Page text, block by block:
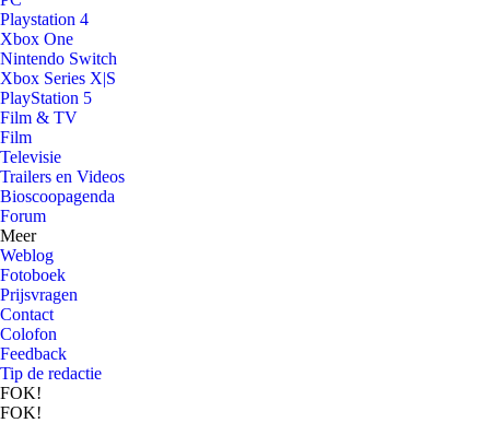
Playstation 4
Xbox One
Nintendo Switch
Xbox Series X|S
PlayStation 5
Film & TV
Film
Televisie
Trailers en Videos
Bioscoopagenda
Forum
Meer
Weblog
Fotoboek
Prijsvragen
Contact
Colofon
Feedback
Tip de redactie
FOK!
FOK!